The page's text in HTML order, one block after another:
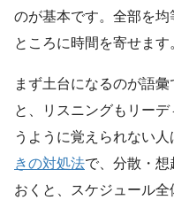
のが基本です。全部を
ところに時間を寄せます。
まず土台になるのが語
と、リスニングもリー
うように覚えられない人
きの対処法で、分散・
おくと、スケジュール全